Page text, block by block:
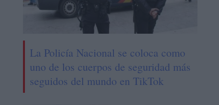
La Policía Nacional se coloca como
uno de los cuerpos de seguridad más
seguidos del mundo en TikTok